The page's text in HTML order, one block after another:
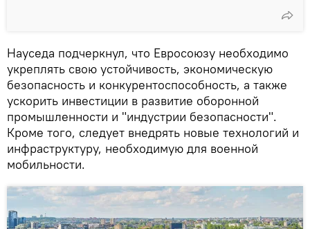
Науседа подчеркнул, что Евросоюзу необходимо
укреплять свою устойчивость, экономическую
безопасность и конкурентоспособность, а также
ускорить инвестиции в развитие оборонной
промышленности и "индустрии безопасности".
Кроме того, следует внедрять новые технологий и
инфраструктуру, необходимую для военной
мобильности.